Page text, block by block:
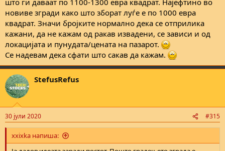
новиве згради како што зборат луѓе е по 1000 евра
квадрат. Значи бројките нормално дека се отприлика
кажани, да не кажам од ракав извадени, се зависи и од
локацијата и пунудата/цената на пазарот.
Се надевам дека сфати што сакав да кажам.
StefusRefus
30 јули 2020 #315
xxixka напиша: